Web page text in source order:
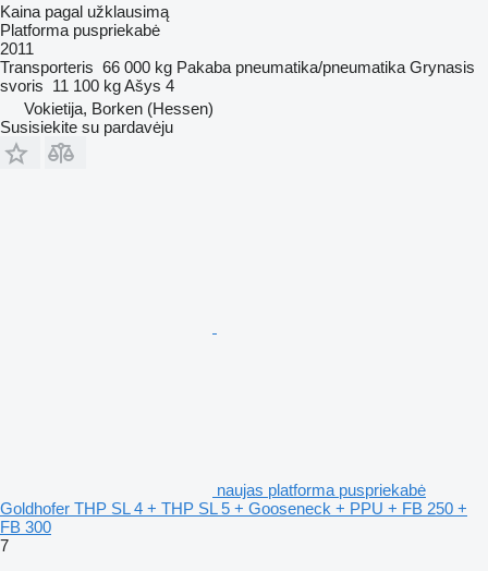
Kaina pagal užklausimą
Platforma puspriekabė
2011
Transporteris 66 000 kg Pakaba pneumatika/pneumatika Grynasis
svoris 11 100 kgAšys 4
Vokietija, Borken (Hessen)
Susisiekite su pardavėju
naujas platforma puspriekabė
Goldhofer THP SL 4 + THP SL 5 + Gooseneck + PPU + FB 250 +
FB 300
7